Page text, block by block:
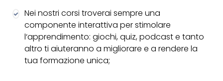
Nei nostri corsi troverai sempre una
componente interattiva per stimolare
l‘apprendimento: giochi, quiz, podcast e tanto
altro ti aiuteranno a migliorare e a rendere la
tua formazione unica;